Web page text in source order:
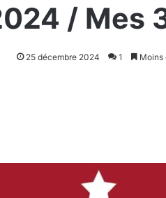
/ Mes
25 décembre 2024 1 Moins